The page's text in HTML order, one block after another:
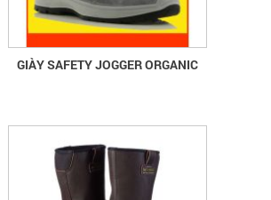
GIÀY SAFETY JOGGER ORGANIC